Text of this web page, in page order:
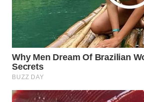
WN
NIAS
LANGKAT
WN
TAPANULI